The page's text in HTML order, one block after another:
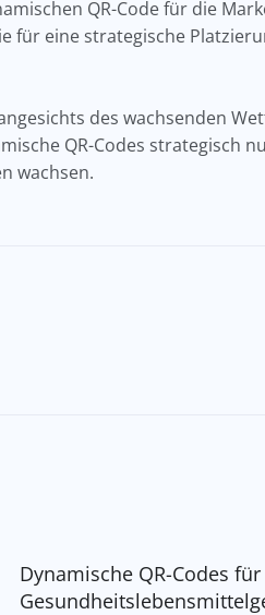
QR-Code für die
für eine strategische
des wachsenden
QR-Codes strategisch
wachsen.
Dynamische QR-Codes für